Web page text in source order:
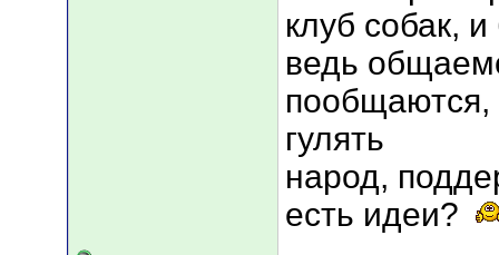
клуб собак,
ведь
пообщаются,
гулять
народ,
есть идеи?